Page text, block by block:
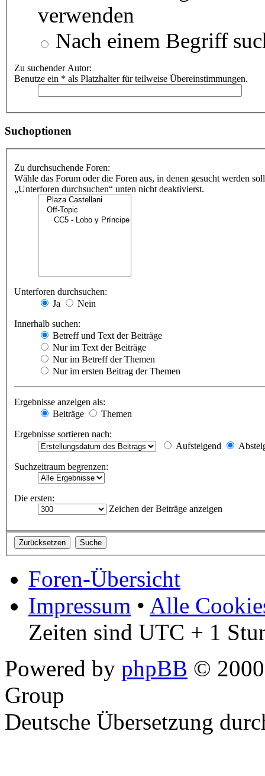
verwenden
Nach einem Begriff
Zu suchender Autor:
Benutze ein * als Platzhalter für teilweise Übereinstimmungen.
Suchoptionen
Zu durchsuchende Foren:
Wähle das Forum oder die Foren aus, in denen gesucht werden
„Unterforen durchsuchen“ unten nicht deaktivierst.
Unterforen durchsuchen:
Ja
Nein
Innerhalb suchen:
Betreff und Text der Beiträge
Nur im Text der Beiträge
Nur im Betreff der Themen
Nur im ersten Beitrag der Themen
Ergebnisse anzeigen als:
Beiträge
Themen
Ergebnisse sortieren nach:
Aufsteigend
Suchzeitraum begrenzen:
Die ersten:
Zeichen der Beiträge anzeigen
Foren-Übersicht
Impressum • Alle
Zeiten sind UTC + 1
Powered by phpBB ©
Group
Deutsche Übersetzung